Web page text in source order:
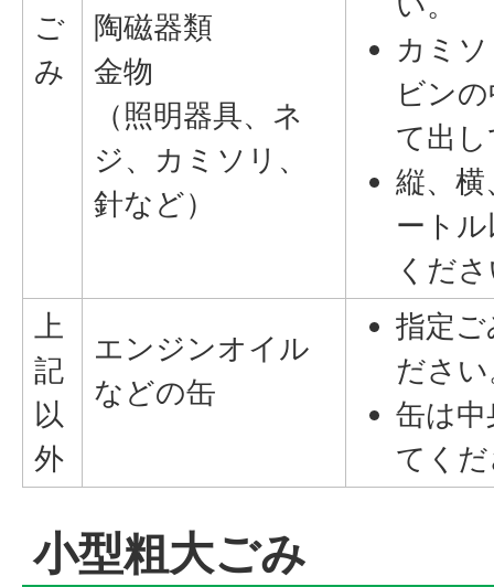
ご
み
陶磁器類
金物
（照明器具、ネ
ジ、カミソリ、
針など）
カミ
ビン
て出
縦、
ート
くだ
上
記
以
外
エンジンオイル
などの缶
指定
ださ
缶は
てく
小型粗大ごみ